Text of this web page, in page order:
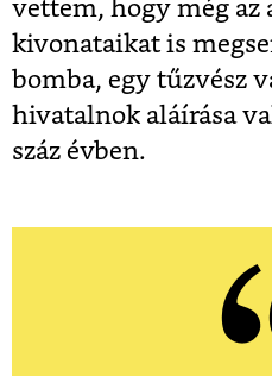
vettem, hogy még az
kivonataikat is
bomba, egy tűzvész
hivatalnok aláírása
száz évben.